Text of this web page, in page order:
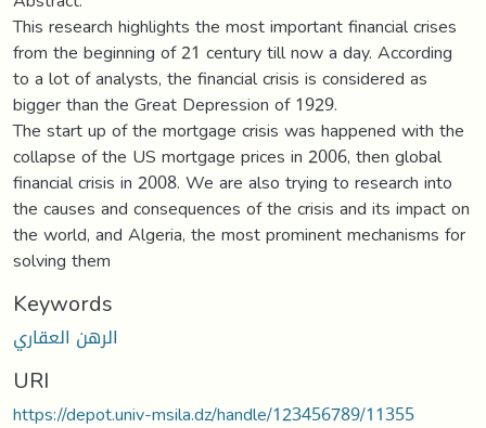
This research highlights the most important financial crises
from the beginning of 21 century till now a day. According
to a lot of analysts, the financial crisis is considered as
bigger than the Great Depression of 1929.
The start up of the mortgage crisis was happened with the
collapse of the US mortgage prices in 2006, then global
financial crisis in 2008. We are also trying to research into
the causes and consequences of the crisis and its impact on
the world, and Algeria, the most prominent mechanisms for
solving them
Keywords
الرهن العقاري
URI
https://depot.univ-msila.dz/handle/123456789/11355